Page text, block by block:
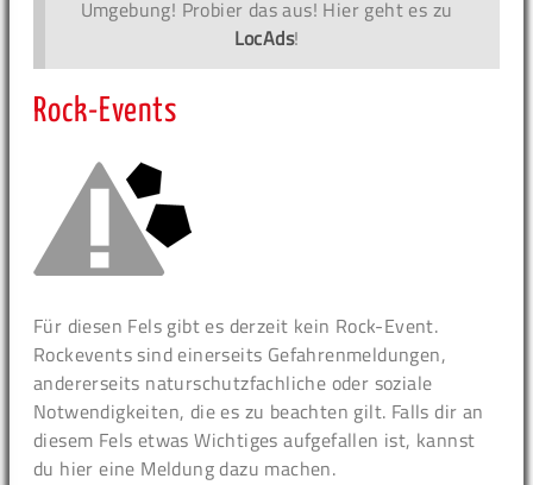
Umgebung! Probier das aus! Hier geht es zu
LocAds!
Rock-Events
Für diesen Fels gibt es derzeit kein Rock-Event.
Rockevents sind einerseits Gefahrenmeldungen,
andererseits naturschutzfachliche oder soziale
Notwendigkeiten, die es zu beachten gilt. Falls dir an
diesem Fels etwas Wichtiges aufgefallen ist, kannst
du hier eine Meldung dazu machen.